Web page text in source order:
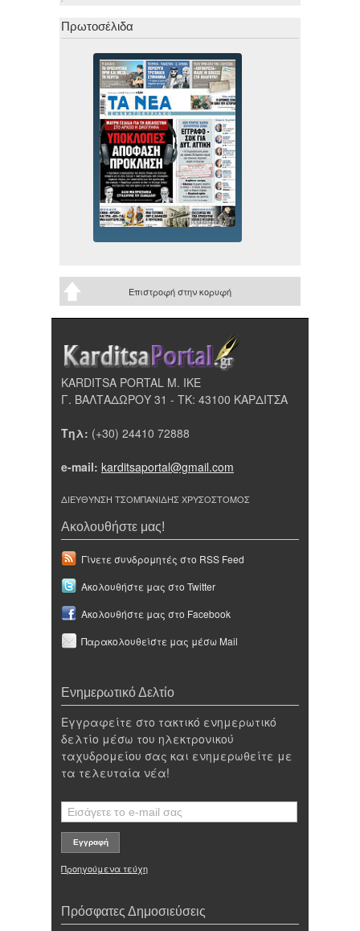
Πρωτοσέλιδα
Επιστροφή στην κορυφή
KARDITSA PORTAL Μ. ΙΚΕ
Γ. ΒΑΛΤΑΔΩΡΟΥ 31 - ΤΚ: 43100 ΚΑΡΔΙΤΣΑ
Τηλ: (+30) 24410 72888
e-mail: karditsaportal@gmail.com
ΔΙΕΥΘΥΝΣΗ ΤΣΟΜΠΑΝΙΔΗΣ ΧΡΥΣΟΣΤΟΜΟΣ
Ακολουθήστε μας!
Γίνετε συνδρομητές στο RSS Feed
Ακολουθήστε μας στο Twitter
Ακολουθήστε μας στο Facebook
Παρακολουθείστε μας μέσω Mail
Ενημερωτικό Δελτίο
Εγγραφείτε στο τακτικό ενημερωτικό
δελτίο μέσω του ηλεκτρονικού
ταχυδρομείου σας και ενημερωθείτε με
τα τελευταία νέα!
Προηγούμενα τεύχη
Πρόσφατες Δημοσιεύσεις